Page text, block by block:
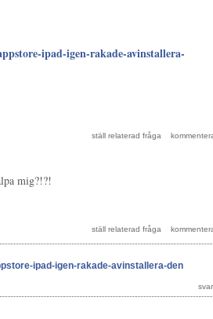
ipad-igen-rakade-avinstallera-
mig?!?!
ipad-igen-rakade-avinstallera-den